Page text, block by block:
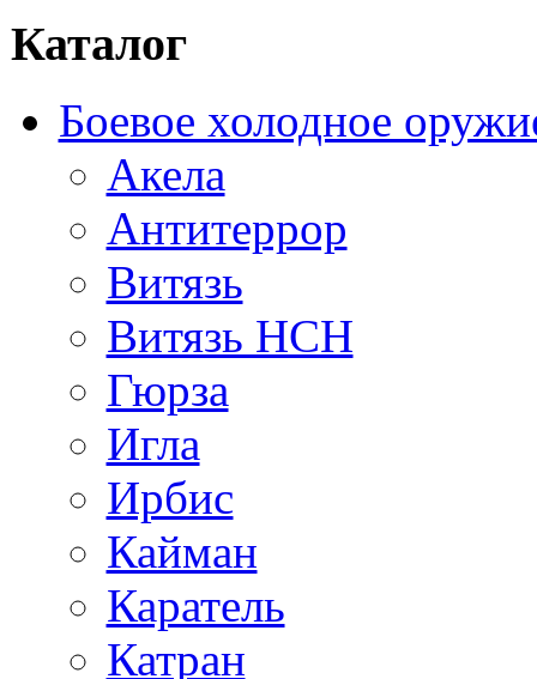
Каталог
Боевое холодное
Акела
Антитеррор
Витязь
Витязь НСН
Гюрза
Игла
Ирбис
Кайман
Каратель
Катран